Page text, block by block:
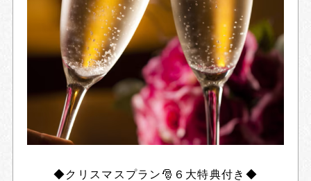
◆クリスマスプラン🎅６大特典付き◆